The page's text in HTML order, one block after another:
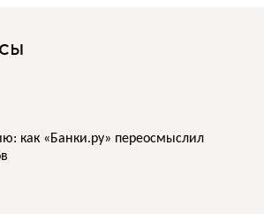
как «Банки.ру» переосмыслил